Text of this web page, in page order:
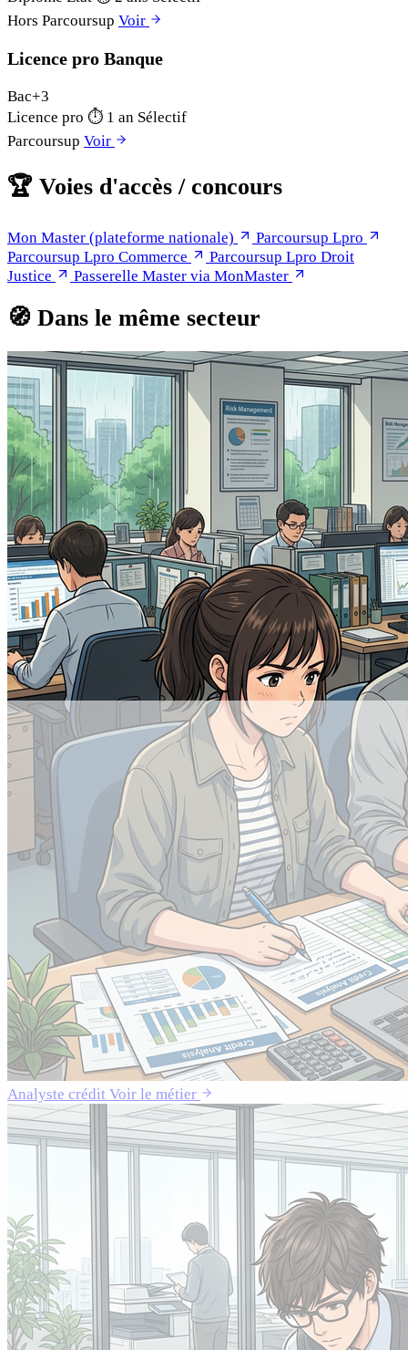
Hors Parcoursup Voir
Licence pro Banque
Bac+3
Licence pro ⏱ 1 an Sélectif
Parcoursup Voir
🏆 Voies d'accès / concours
Mon Master (plateforme nationale)
Parcoursup Lpro
Parcoursup Lpro Commerce
Parcoursup Lpro Droit
Justice
Passerelle Master via MonMaster
🧭 Dans le même secteur
Analyste crédit Voir le métier